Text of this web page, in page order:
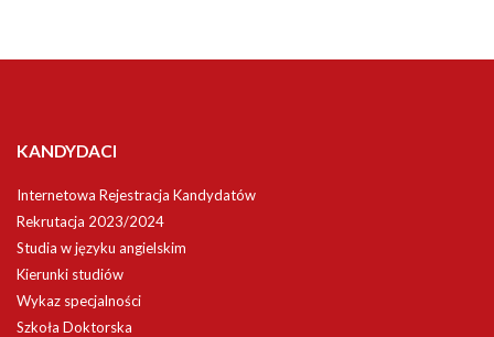
KANDYDACI
Internetowa Rejestracja Kandydatów
Rekrutacja 2023/2024
Studia w języku angielskim
Kierunki studiów
Wykaz specjalności
Szkoła Doktorska